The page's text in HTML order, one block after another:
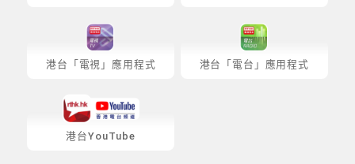
港台「電視」應用程式 港台「電台」應用程式
港台YouTube